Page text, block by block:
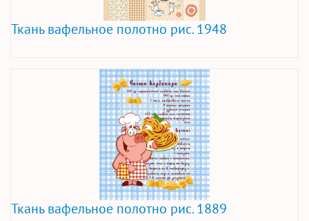
Ткань вафельное полотно рис. 1948
Ткань вафельное полотно рис. 1889